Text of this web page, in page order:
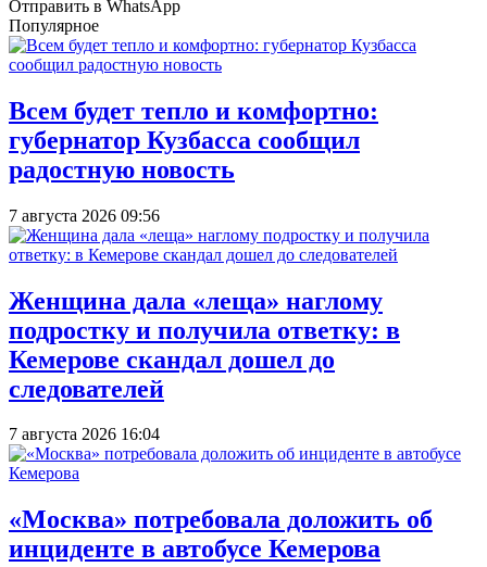
Отправить в WhatsApp
Популярное
Всем будет тепло и комфортно:
губернатор Кузбасса сообщил
радостную новость
7 августа 2026 09:56
Женщина дала «леща» наглому
подростку и получила ответку: в
Кемерове скандал дошел до
следователей
7 августа 2026 16:04
«Москва» потребовала доложить об
инциденте в автобусе Кемерова